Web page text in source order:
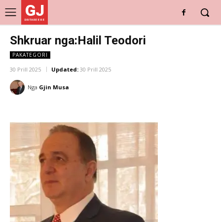
GJ
DRITARE E RE
Shkruar nga:Halil Teodori
PAKATEGORI
30 Prill 2025 Updated: 30 Prill 2025
Nga Gjin Musa